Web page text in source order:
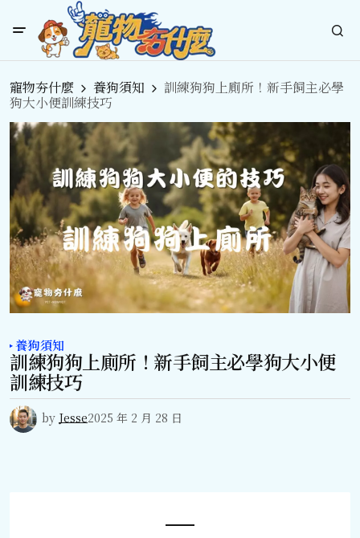
寵物夯什麼 養狗須知
訓練狗狗上廁所！新手飼主必學
狗大小便訓練技巧
養狗須知
訓練狗狗上廁所！新手飼主必學狗大小便
訓練技巧
by Jesse2025 年 2 月 28 日